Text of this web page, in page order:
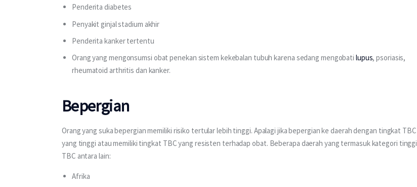
Penderita diabetes
Penyakit ginjal stadium akhir
Penderita kanker tertentu
Orang yang mengonsumsi obat penekan sistem kekebalan tubuh karena sedang mengobati lupus, psoriasis,
rheumatoid arthritis dan kanker.
Bepergian
Orang yang suka bepergian memiliki risiko tertular lebih tinggi. Apalagi jika bepergian ke daerah dengan tingkat TBC
yang tinggi atau memiliki tingkat TBC yang resisten terhadap obat. Beberapa daerah yang termasuk kategori tinggi
TBC antara lain:
Afrika